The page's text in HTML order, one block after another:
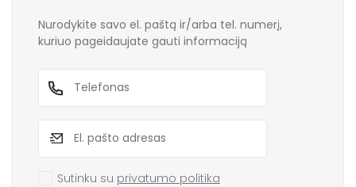
Nurodykite savo el. paštą ir/arba tel. numerį,
kuriuo pageidaujate gauti informaciją
Sutinku su privatumo politika